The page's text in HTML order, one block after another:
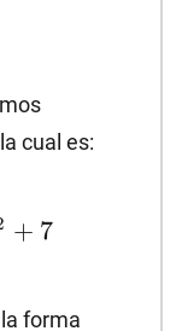
cual es:
+ 7
forma